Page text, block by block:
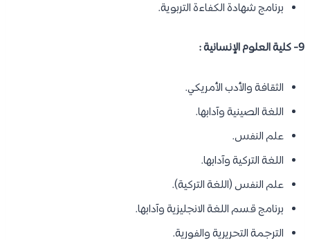
برنامج شهادة الكفاءة التربوية.
9- كلية العلوم الإنسانية :
الثقافة والأدب الأمريكي.
اللغة الصينية وآدابها.
علم النفس.
اللغة التركية وآدابها.
علم النفس (اللغة التركية).
برنامج قسم اللغة الانجليزية وآدابها.
الترجمة التحريرية والفورية.